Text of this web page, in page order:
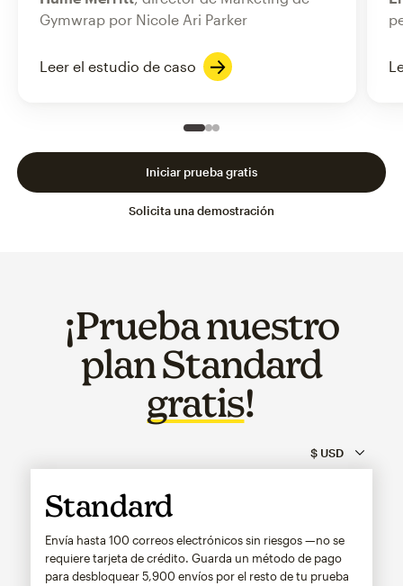
Gymwrap por Nicole Ari Parker
Leer el estudio de caso
Slide 1 of 3
Go to slide 2 of 3
Go to slide 3 of 3
Solicita una demostración
Iniciar prueba gratis
¡Prueba nuestro
plan Standard
gratis!
Standard
Envía hasta 100 correos electrónicos sin riesgos —no se
requiere tarjeta de crédito. Guarda un método de pago
para desbloquear5,900 envíos por el resto de tu prueba